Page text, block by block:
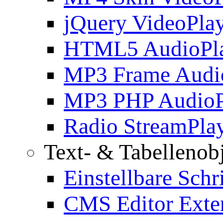
jQuery
HTML5
MP3 Frame
MP3 PHP
Radio
Text- &
Einstellbare
CMS Editor